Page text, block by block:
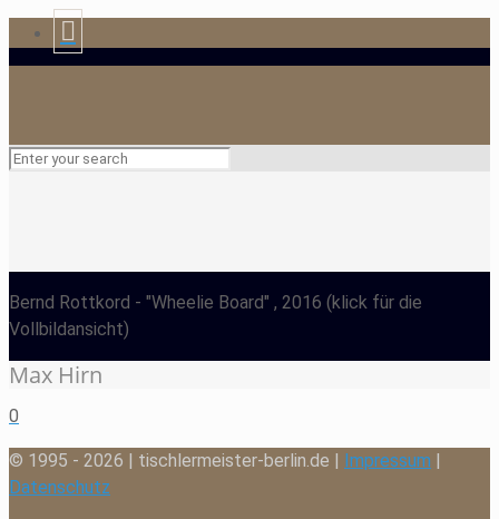
Bernd Rottkord - "Wheelie Board" , 2016 (klick für die
Vollbildansicht)
Max Hirn
0
© 1995 - 2026 | tischlermeister-berlin.de | Impressum
Datenschutz